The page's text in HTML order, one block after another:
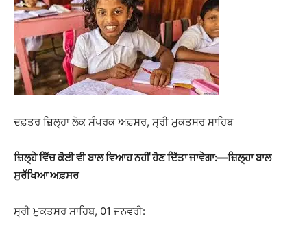
ਦਫ਼ਤਰ ਜ਼ਿਲ੍ਹਾ ਲੋਕ ਸੰਪਰਕ ਅਫ਼ਸਰ, ਸ੍ਰੀ ਮੁਕਤਸਰ ਸਾਹਿਬ
ਜ਼ਿਲ੍ਹੇ ਵਿੱਚ ਕੋਈ ਵੀ ਬਾਲ ਵਿਆਹ ਨਹੀਂ ਹੋਣ ਦਿੱਤਾ ਜਾਵੇਗਾ:—ਜ਼ਿਲ੍ਹਾ ਬਾਲ
ਸੁਰੱਖਿਆ ਅਫ਼ਸਰ
ਸ੍ਰੀ ਮੁਕਤਸਰ ਸਾਹਿਬ, 01 ਜਨਵਰੀ: